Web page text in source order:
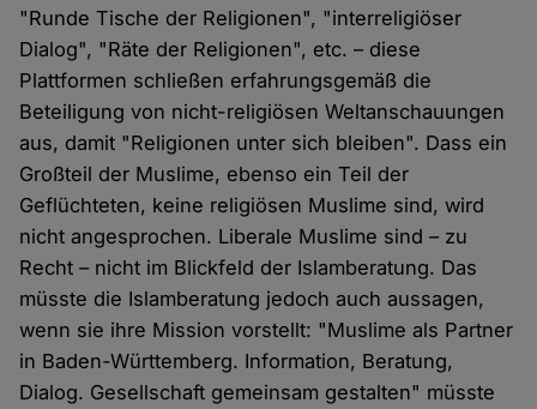
"Runde Tische der Religionen", "interreligiöser
Dialog", "Räte der Religionen", etc. – diese
Plattformen schließen erfahrungsgemäß die
Beteiligung von nicht-religiösen Weltanschauungen
aus, damit "Religionen unter sich bleiben". Dass ein
Großteil der Muslime, ebenso ein Teil der
Geflüchteten, keine religiösen Muslime sind, wird
nicht angesprochen. Liberale Muslime sind – zu
Recht – nicht im Blickfeld der Islamberatung. Das
müsste die Islamberatung jedoch auch aussagen,
wenn sie ihre Mission vorstellt: "Muslime als Partner
in Baden-Württemberg. Information, Beratung,
Dialog. Gesellschaft gemeinsam gestalten" müsste